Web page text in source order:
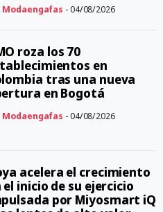
Modaengafas - 04/08/2026
roza los 70
en
tras una nueva
en Bogotá
Modaengafas - 04/08/2026
acelera el crecimiento
el inicio de su ejercicio
por Miyosmart iQ